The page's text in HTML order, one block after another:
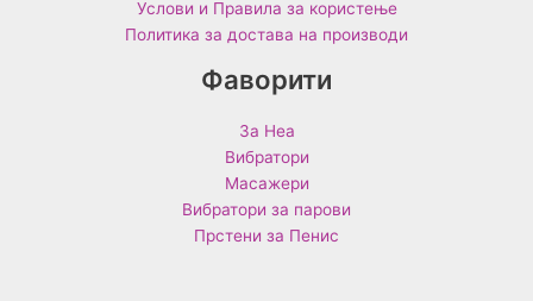
Услови и Правила за користење
Политика за достава на производи
Фаворити
За Неа
Вибратори
Масажери
Вибратори за парови
Прстени за Пенис